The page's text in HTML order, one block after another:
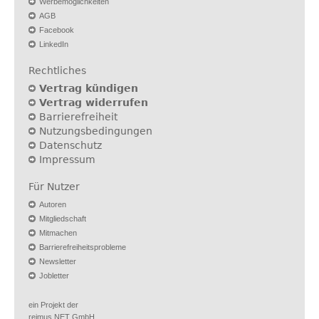
AGB
Facebook
LinkedIn
Rechtliches
Vertrag kündigen
Vertrag widerrufen
Barrierefreiheit
Nutzungsbedingungen
Datenschutz
Impressum
Für Nutzer
Autoren
Mitgliedschaft
Mitmachen
Barrierefreiheitsprobleme
Newsletter
Jobletter
ein Projekt der
reimus.NET GmbH